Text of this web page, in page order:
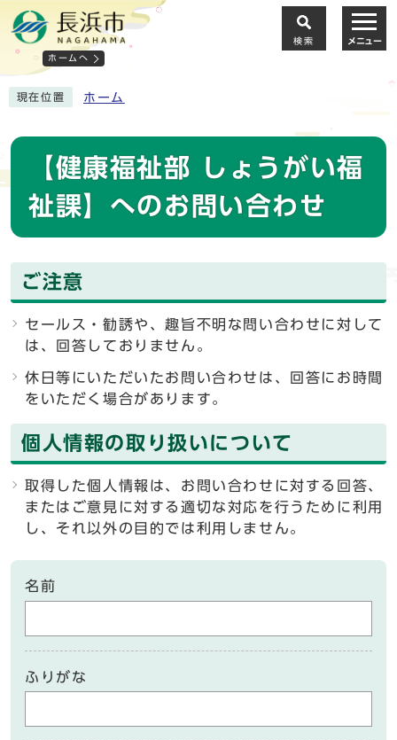
ホームへ
検索 メニュー
現在位置 ホーム
【健康福祉部 しょうがい福
祉課】へのお問い合わせ
ご注意
セールス・勧誘や、趣旨不明な問い合わせに対して
は、回答しておりません。
休日等にいただいたお問い合わせは、回答にお時間
をいただく場合があります。
個人情報の取り扱いについて
取得した個人情報は、お問い合わせに対する回答、
またはご意見に対する適切な対応を行うために利用
し、それ以外の目的では利用しません。
名前
ふりがな